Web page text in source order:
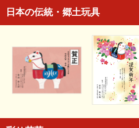
日本の伝統・郷土玩具